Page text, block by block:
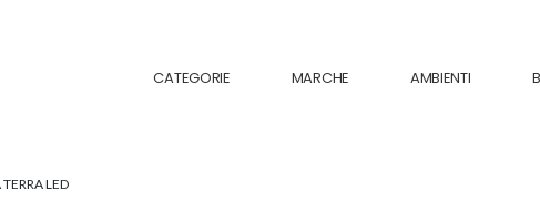
CATEGORIE MARCHE AMBIENTI
LED